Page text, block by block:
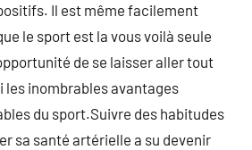
Il est même facilement
le sport est la vous voilà seule
de se laisser aller tout
les inombrables avantages
du sport.Suivre des habitudes
sa santé artérielle a su devenir